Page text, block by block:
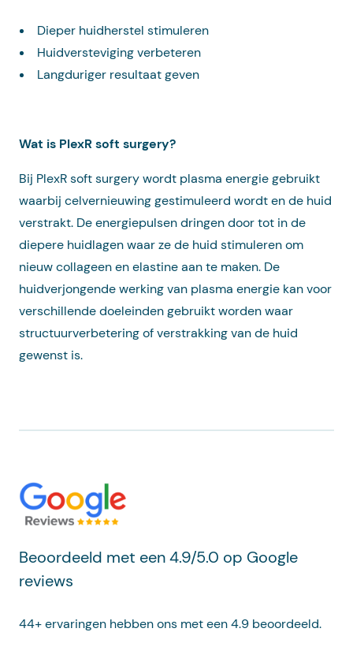
Dieper huidherstel stimuleren
Huidversteviging verbeteren
Langduriger resultaat geven
Wat is PlexR soft surgery?
Bij PlexR soft surgery wordt plasma energie gebruikt
waarbij celvernieuwing gestimuleerd wordt en de huid
verstrakt. De energiepulsen dringen door tot in de
diepere huidlagen waar ze de huid stimuleren om
nieuw collageen en elastine aan te maken. De
huidverjongende werking van plasma energie kan voor
verschillende doeleinden gebruikt worden waar
structuurverbetering of verstrakking van de huid
gewenst is.
Beoordeeld met een 4.9/5.0 op Google
reviews
44+ ervaringen hebben ons met een 4.9 beoordeeld.